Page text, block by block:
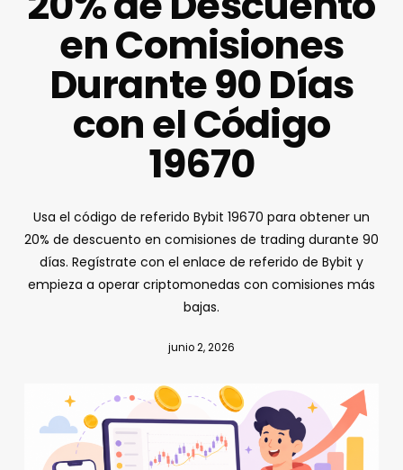
en Comisiones
Durante 90 Días
con el Código
19670
Usa el código de referido Bybit 19670 para obtener un
20% de descuento en comisiones de trading durante 90
días. Regístrate con el enlace de referido de Bybit y
empieza a operar criptomonedas con comisiones más
bajas.
junio 2, 2026